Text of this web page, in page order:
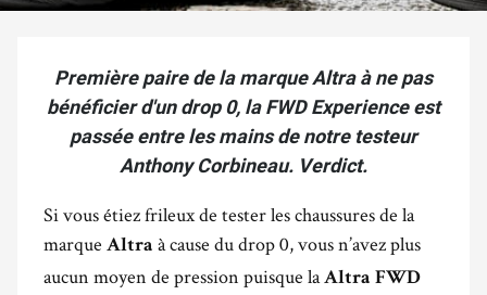
Première paire de la marque Altra à ne pas
bénéficier d'un drop 0, la FWD Experience est
passée entre les mains de notre testeur
Anthony Corbineau. Verdict.
Si vous étiez frileux de tester les chaussures de la
marque Altra à cause du drop 0, vous n’avez plus
aucun moyen de pression puisque laAltra FWD